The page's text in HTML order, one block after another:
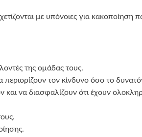
με υπόνοιες για κακοποίηση
της ομάδας τους.
τον κίνδυνο όσο το
και να διασφαλίζουν ότι έχουν